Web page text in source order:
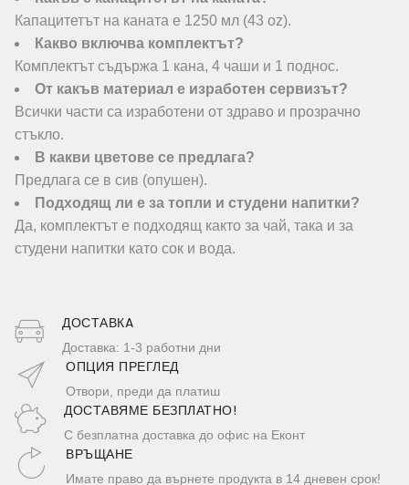
Капацитетът на каната е 1250 мл (43 oz).
Какво включва комплектът?
Комплектът съдържа 1 кана, 4 чаши и 1 поднос.
От какъв материал е изработен сервизът?
Всички части са изработени от здраво и прозрачно
стъкло.
В какви цветове се предлага?
Предлага се в сив (опушен).
Подходящ ли е за топли и студени напитки?
Да, комплектът е подходящ както за чай, така и за
студени напитки като сок и вода.
ДОСТАВКA
Доставка: 1-3 работни дни
ОПЦИЯ ПРЕГЛЕД
Отвори, преди да платиш
ДОСТАВЯМЕ БЕЗПЛАТНО!
С безплатна доставка до офис на Еконт
ВРЪЩАНЕ
Имате право да върнете продукта в 14 дневен срок!